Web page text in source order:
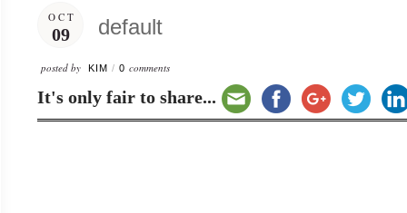
OCT
09 default
posted by KIM / 0 comments
It's only fair to share...